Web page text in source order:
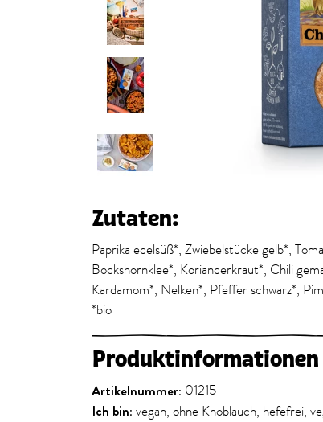
Zutaten:
Paprika edelsüß*, Zwiebelstücke gelb*,
Bockshornklee*, Korianderkraut*, Chili
Kardamom*, Nelken*, Pfeffer schwarz*,
*bio
Produktinformationen
Artikelnummer: 01215
Ich bin: vegan, ohne Knoblauch, hefefrei,